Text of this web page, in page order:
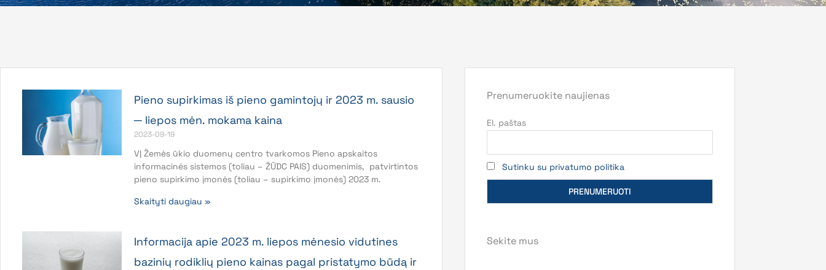
Pieno supirkimas iš pieno gamintojų ir 2023 m. sausio
─ liepos mėn. mokama kaina
2023-09-19
VĮ Žemės ūkio duomenų centro tvarkomos Pieno apskaitos
informacinės sistemos (toliau – ŽŪDC PAIS) duomenimis, patvirtintos
pieno supirkimo įmonės (toliau – supirkimo įmonės) 2023 m.
Skaityti daugiau »
Informacija apie 2023 m. liepos mėnesio vidutines
bazinių rodiklių pieno kainas pagal pristatymo būdą ir
Prenumeruokite naujienas
El. paštas
Sutinku su privatumo politika
Sekite mus